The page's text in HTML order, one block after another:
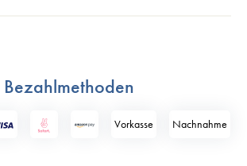
Bezahlmethoden
Vorkasse Nach­nahme